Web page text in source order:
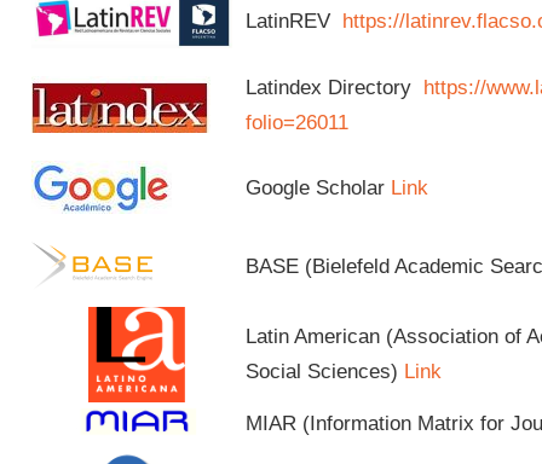
LatinREV https://
Latindex Directory https://
folio=26011
Google Scholar Link
BASE (Bielefeld Academic
Latin American (Association of
Social Sciences) Link
MIAR (Information Matrix for